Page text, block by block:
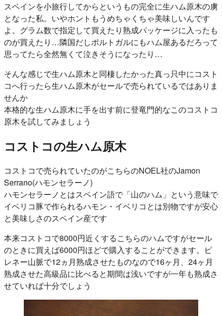
スペインを小旅行してからというもの完全に生ハム原木の虜
となった私。いやホントもうめちゃくちゃ美味しいんです
よ。グラム数で指定して買えたり熟成パッケージに入ったも
のが買えたり…隣国だしポルトガルにもハム屋あるだろって
思ってたら全然無くて泣きそうになったり…
そんな感じで生ハム原木と同棲したかった真っ只中にコスト
コへ行ったら生ハム原木がセールで売られているではありま
せんか
本格的な生ハム原木に手を出す前に登竜門的なこのコストコ
原木を試してみましょう
コストコの生ハム原木
コストコで売られていたのがこちらのNOEL社のJamon
Serrano(ハモンセラーノ)
ハモンセラーノとはスペイン語で「山のハム」という意味で
イベリコ豚で作られるハモン・イベリコとは別物ですが安心
と美味しさのスペイン産です
本来コストコで8000円近くするこちらのハムですがセール
のときに買えば6000円ほどで購入することができます。ピ
レネー山脈で12ヵ月熟成させたものなので16ヶ月、24ヶ月
熟成させた高級品に比べると期間は浅いですが一年も熟成さ
せていれば十分でしょう